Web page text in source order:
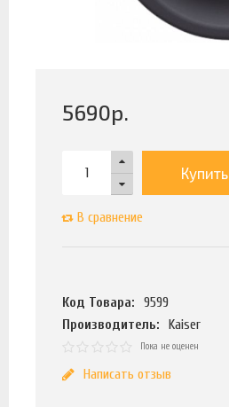
5690р.
Купить
В сравнение
Код Товара:
9599
Производитель:
Kaiser
Пока не оценен
Написать отзыв